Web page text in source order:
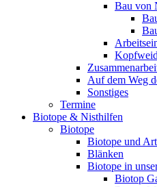
Bau von
Auf dem Weg
Sonstiges
Termine
Biotope & Nisthilfen
Biotope
Biotope und
Blänken
Biotope in
Biotop